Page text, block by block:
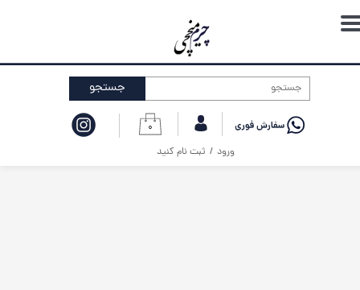
۰
ورود / ثبت نام کنید
حساب کاربری من
تغییر گذر واژه
خروج از حساب کاربری
جستجو